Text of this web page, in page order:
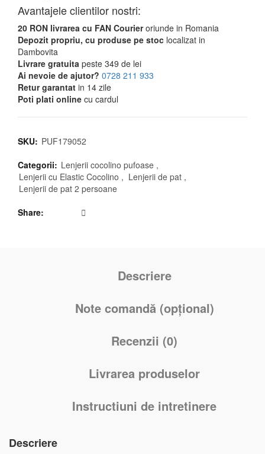
Avantajele clientilor nostri:
20 RON livrarea cu FAN Courieroriunde in Romania
Depozit propriu, cu produse pe stoc localizat in
Dambovita
Livrare gratuita peste 349 de lei
Ai nevoie de ajutor? 0728 211 933
Retur garantat in 14 zile
Poti plati online cu cardul
SKU: PUF179052
Categorii: Lenjerii cocolino pufoase ,
Lenjerii cu Elastic Cocolino , Lenjerii de pat ,
Lenjerii de pat 2 persoane
Share
Descriere
Note comandă (opțional)
Recenzii (0)
Livrarea produselor
Instructiuni de intretinere
Descriere